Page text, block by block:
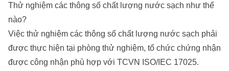
Thử nghiệm các thông số chất lượng nước sạch như thể
nào?
Việc thử nghiệm các thông số chất lượng nước sạch phải
được thực hiện tại phòng thử nghiệm, tổ chức chứng nhận
được công nhận phù hợp với TCVN ISO/IEC 17025.